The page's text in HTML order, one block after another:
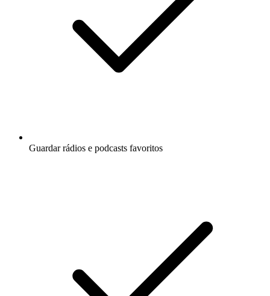
Guardar rádios e podcasts favoritos